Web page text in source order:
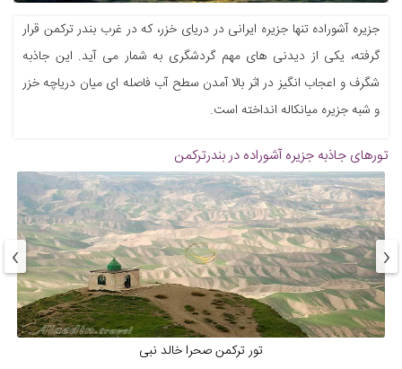
جزیره آشوراده تنها جزیره ایرانی در دریای خزر، که در غرب بندر ترکمن قرار
گرفته، یکی از دیدنی های مهم گردشگری به شمار می آید. این جاذبه
شگرف و اعجاب انگیز در اثر بالا آمدن سطح آب فاصله ای میان دریاچه خزر
و شبه جزیره میانکاله انداخته است.
تورهای جاذبه جزیره آشوراده در بندرترکمن
تور ترکمن صحرا خالد نبی
‹
›